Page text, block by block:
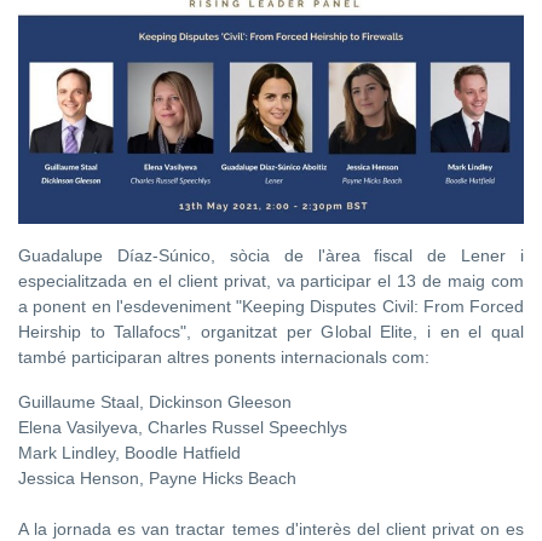
Guadalupe Díaz-Súnico, sòcia de l'àrea fiscal de Lener i
especialitzada en el client privat, va participar el 13 de maig com
a ponent en l'esdeveniment "Keeping Disputes Civil: From Forced
Heirship to Tallafocs", organitzat per Global Elite, i en el qual
també participaran altres ponents internacionals com:
Guillaume Staal, Dickinson Gleeson
Elena Vasilyeva, Charles Russel Speechlys
Mark Lindley, Boodle Hatfield
Jessica Henson, Payne Hicks Beach
A la jornada es van tractar temes d'interès del client privat on es